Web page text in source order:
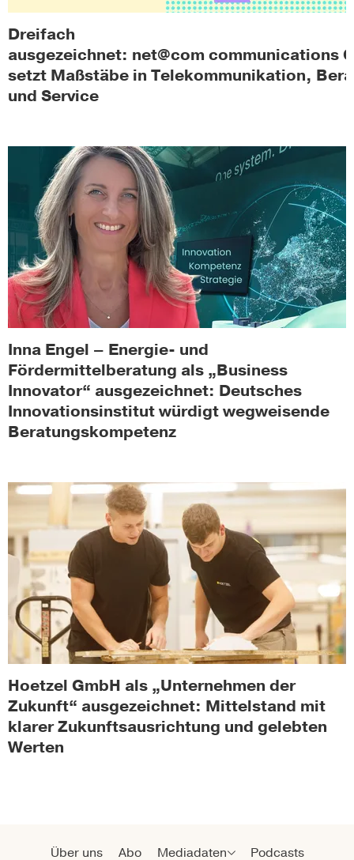
Dreifach
ausgezeichnet: net@com communications
setzt Maßstäbe in Telekommunikation,
und Service
Inna Engel – Energie- und
Fördermittelberatung als „Business
Innovator“ ausgezeichnet: Deutsches
Innovationsinstitut würdigt wegweisende
Beratungskompetenz
Hoetzel GmbH als „Unternehmen der
Zukunft“ ausgezeichnet: Mittelstand mit
klarer Zukunftsausrichtung und gelebten
Werten
Über uns Abo Mediadaten Podcasts